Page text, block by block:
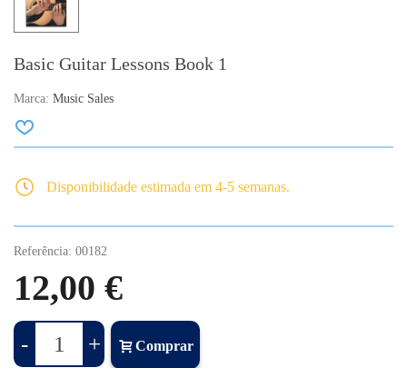
Basic Guitar Lessons Book 1
Marca: Music Sales
Disponibilidade estimada em 4-5 semanas.
Referência: 00182
12,00 €
- + Comprar